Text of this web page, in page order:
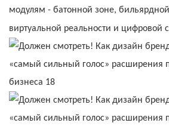
модулям - батонной зоне,
виртуальной реальности и цифровой